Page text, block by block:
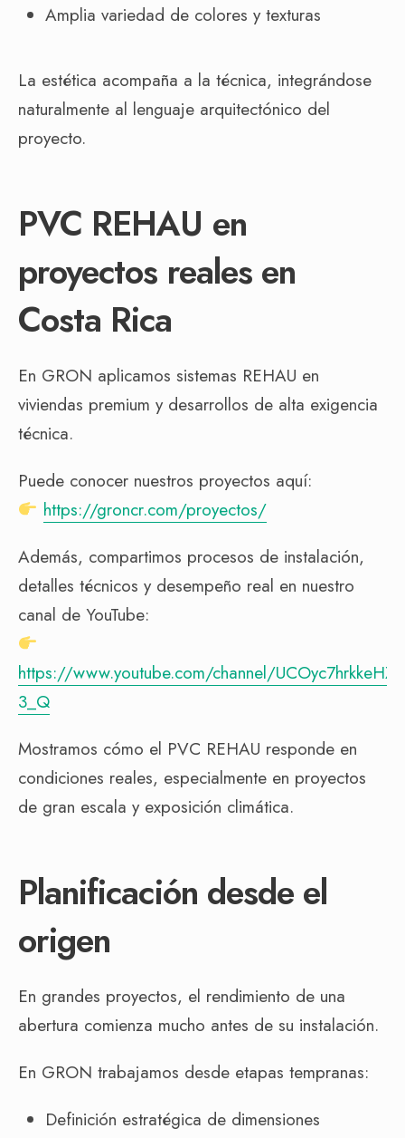
Amplia variedad de colores y texturas
La estética acompaña a la técnica, integrándose
naturalmente al lenguaje arquitectónico del
proyecto.
PVC REHAU en
proyectos reales en
Costa Rica
En GRON aplicamos sistemas REHAU en
viviendas premium y desarrollos de alta exigencia
técnica.
Puede conocer nuestros proyectos aquí:
https://groncr.com/proyectos/
Además, compartimos procesos de instalación,
detalles técnicos y desempeño real en nuestro
canal de YouTube:
https://www.youtube.com/channel/
3_Q
Mostramos cómo el PVC REHAU responde en
condiciones reales, especialmente en proyectos
de gran escala y exposición climática.
Planificación desde el
origen
En grandes proyectos, el rendimiento de una
abertura comienza mucho antes de su instalación.
En GRON trabajamos desde etapas tempranas:
Definición estratégica de dimensiones